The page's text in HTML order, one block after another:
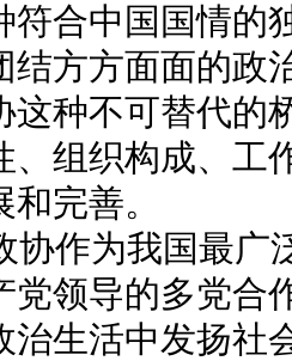
符合中国国情的
结方方面面的政
这种不可替代的
、组织构成、工
完善。
作为我国最广
党领导的多党合
治生活中发扬社